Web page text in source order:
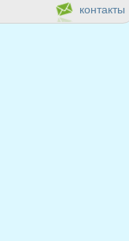
контакты